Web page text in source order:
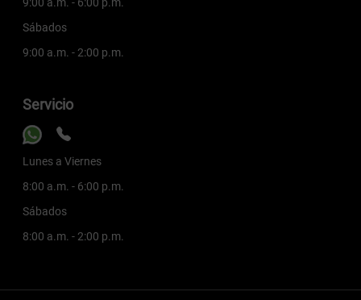
Sábados
9:00 a.m. - 2:00 p.m.
Servicio
Lunes a Viernes
8:00 a.m. - 6:00 p.m.
Sábados
8:00 a.m. - 2:00 p.m.